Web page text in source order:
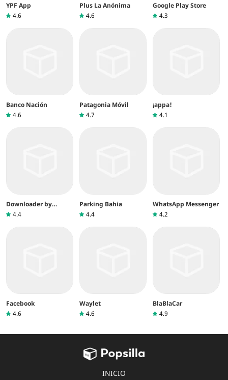
YPF App
4.6
Plus La Anónima
4.6
Google Play Store
4.3
Banco Nación
4.6
Patagonia Móvil
4.7
¡appa!
4.1
Downloader by
AFTVnews
4.4
Parking Bahia
4.4
WhatsApp Messenger
4.2
Facebook
4.6
Waylet
4.6
BlaBlaCar
4.9
INICIO